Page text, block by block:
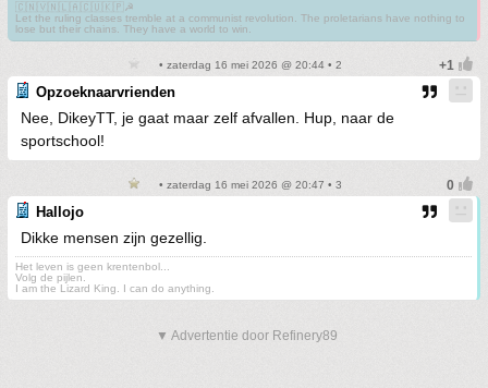
🇨🇳🇻🇳🇱🇦🇨🇺🇰🇵☭
Let the ruling classes tremble at a communist revolution. The proletarians have nothing to
lose but their chains. They have a world to win.
• zaterdag 16 mei 2026 @ 20:44 • 2
Opzoeknaarvrienden
Nee, DikeyTT, je gaat maar zelf afvallen. Hup, naar de
sportschool!
• zaterdag 16 mei 2026 @ 20:47 • 3
Hallojo
Dikke mensen zijn gezellig.
Het leven is geen krentenbol...
Volg de pijlen.
I am the Lizard King. I can do anything.
▼ Advertentie door Refinery89